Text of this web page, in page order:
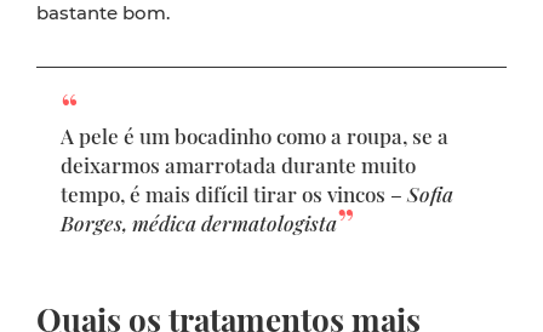
bastante bom.
A pele é um bocadinho como a roupa, se a
deixarmos amarrotada durante muito
tempo, é mais difícil tirar os vincos – Sofia
Borges, médica dermatologista
Quais os tratamentos mais